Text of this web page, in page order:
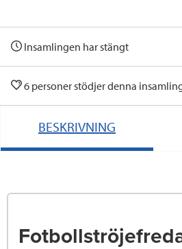
Insamlingen har stängt
6 personer stödjer denna
BESKRIVNING